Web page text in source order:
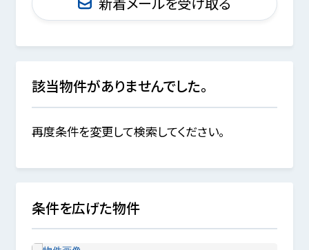
該当物件がありませんでした。
再度条件を変更して検索してください。
条件を広げた物件